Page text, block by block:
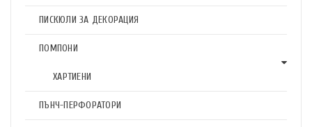
ПИСКЮЛИ ЗА ДЕКОРАЦИЯ
ПОМПОНИ
ХАРТИЕНИ
ПЪНЧ-ПЕРФОРАТОРИ